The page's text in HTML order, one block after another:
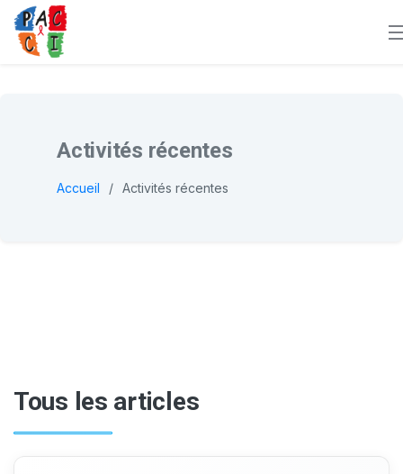
Activités récentes
Accueil Activités récentes
Tous les articles